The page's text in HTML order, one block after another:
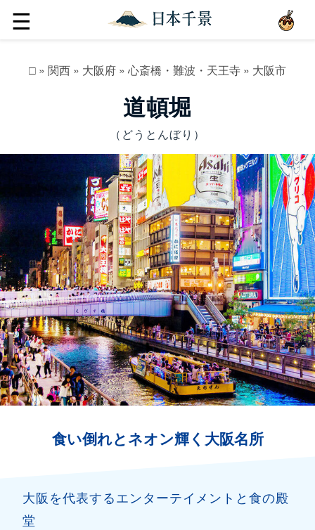
☰
□ » 関西 » 大阪府 » 心斎橋・難波・天王寺 » 大阪市
道頓堀
（どうとんぼり）
食い倒れとネオン輝く大阪名所
大阪を代表するエンターテイメントと食の殿
堂